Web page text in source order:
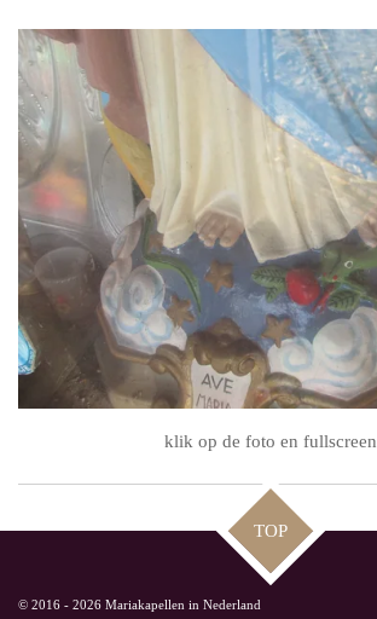
klik op de foto en fullscreen
TOP
© 2016 - 2026 Mariakapellen in Nederland